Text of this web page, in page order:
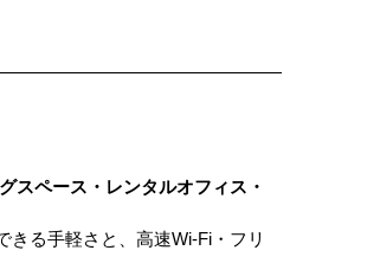
スペース・レンタルオフィス・
る手軽さと、高速Wi-Fi・フリ